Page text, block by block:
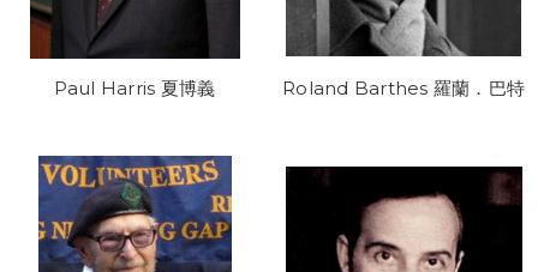
Paul Harris 夏博義 Roland Barthes 羅蘭．巴特